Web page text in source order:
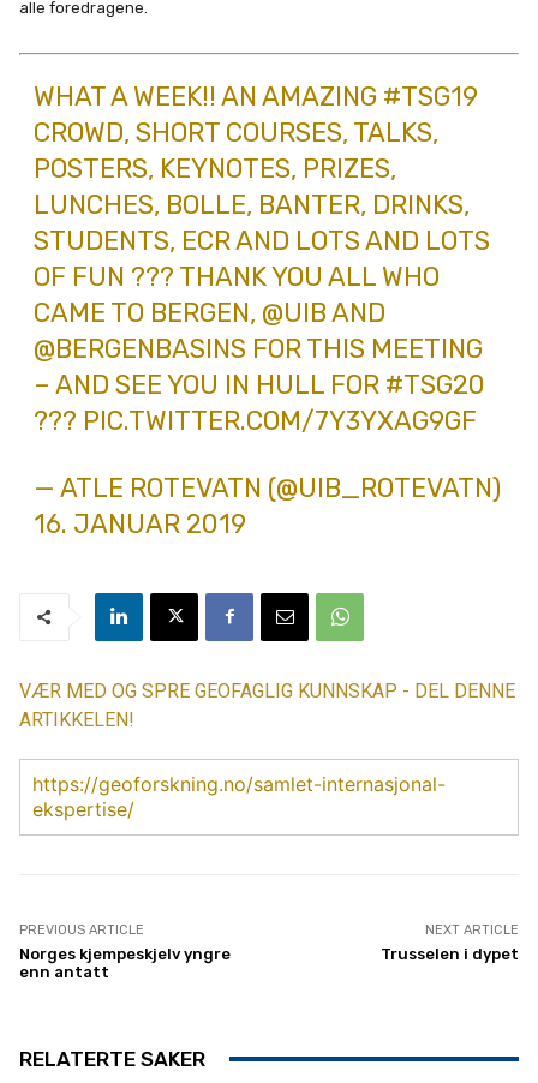
alle foredragene.
WHAT A WEEK!! AN AMAZING #TSG19
CROWD, SHORT COURSES, TALKS,
POSTERS, KEYNOTES, PRIZES,
LUNCHES, BOLLE, BANTER, DRINKS,
STUDENTS, ECR AND LOTS AND LOTS
OF FUN ??? THANK YOU ALL WHO
CAME TO BERGEN, @UIBAND
@BERGENBASINS FOR THIS MEETING
– AND SEE YOU IN HULL FOR #TSG20
??? PIC.TWITTER.COM/7Y3YXAG9GF
— ATLE ROTEVATN (@UIB_ROTEVATN)
16. JANUAR 2019
VÆR MED OG SPRE GEOFAGLIG KUNNSKAP - DEL DENNE
ARTIKKELEN!
https://geoforskning.no/samlet-internasjonal-
ekspertise/
PREVIOUS ARTICLE
Norges kjempeskjelv yngre
enn antatt
NEXT ARTICLE
Trusselen i dypet
RELATERTE SAKER